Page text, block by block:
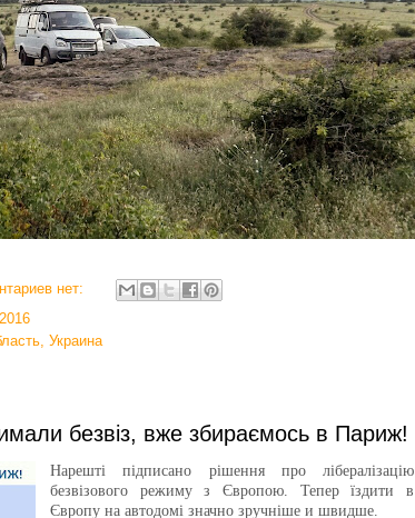
нет:
Украина
безвіз, вже збираємось в Париж!
Нарешті підписано рішення про лібералізацію
безвізового режиму з Європою. Тепер їздити в
Європу на автодомі значно зручніше и швидше.